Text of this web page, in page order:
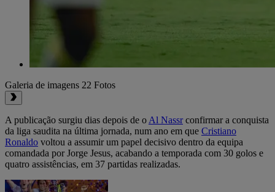
Galeria de imagens 22 Fotos
A publicação surgiu dias depois de o Al Nassrconfirmar a conquista
da liga saudita na última jornada, num ano em que Cristiano
Ronaldo voltou a assumir um papel decisivo dentro da equipa
comandada por Jorge Jesus, acabando a temporada com 30 golos e
quatro assistências, em 37 partidas realizadas.